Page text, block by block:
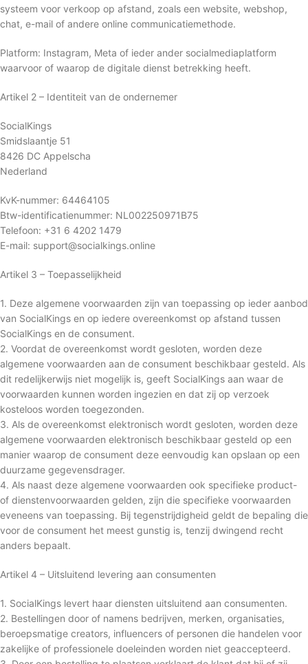
systeem voor verkoop op afstand, zoals een website, webshop,
chat, e-mail of andere online communicatiemethode.
Platform: Instagram, Meta of ieder ander socialmediaplatform
waarvoor of waarop de digitale dienst betrekking heeft.
Artikel 2 – Identiteit van de ondernemer
SocialKings
Smidslaantje 51
8426 DC Appelscha
Nederland
KvK-nummer: 64464105
Btw-identificatienummer: NL002250971B75
Telefoon: +31 6 4202 1479
E-mail: support@socialkings.online
Artikel 3 – Toepasselijkheid
1. Deze algemene voorwaarden zijn van toepassing op ieder aanbod
van SocialKings en op iedere overeenkomst op afstand tussen
SocialKings en de consument.
2. Voordat de overeenkomst wordt gesloten, worden deze
algemene voorwaarden aan de consument beschikbaar gesteld. Als
dit redelijkerwijs niet mogelijk is, geeft SocialKings aan waar de
voorwaarden kunnen worden ingezien en dat zij op verzoek
kosteloos worden toegezonden.
3. Als de overeenkomst elektronisch wordt gesloten, worden deze
algemene voorwaarden elektronisch beschikbaar gesteld op een
manier waarop de consument deze eenvoudig kan opslaan op een
duurzame gegevensdrager.
4. Als naast deze algemene voorwaarden ook specifieke product-
of dienstenvoorwaarden gelden, zijn die specifieke voorwaarden
eveneens van toepassing. Bij tegenstrijdigheid geldt de bepaling die
voor de consument het meest gunstig is, tenzij dwingend recht
anders bepaalt.
Artikel 4 – Uitsluitend levering aan consumenten
1. SocialKings levert haar diensten uitsluitend aan consumenten.
2. Bestellingen door of namens bedrijven, merken, organisaties,
beroepsmatige creators, influencers of personen die handelen voor
zakelijke of professionele doeleinden worden niet geaccepteerd.